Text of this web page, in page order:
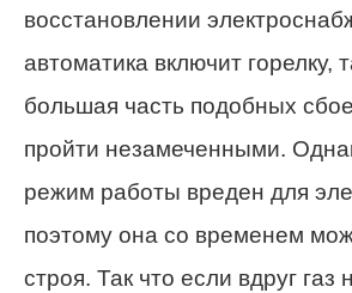
восстановлении
автоматика включит горелку,
большая часть подобных
пройти незамеченными.
режим работы вреден для
поэтому она со временем
строя. Так что если вдруг газ